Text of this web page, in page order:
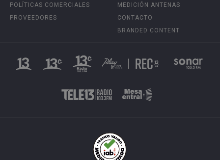
POLÍTICAS COMERCIALES
PROVEEDORES
MEDICIÓN ANTENAS
CONTACTO
BRANDED CONTENT